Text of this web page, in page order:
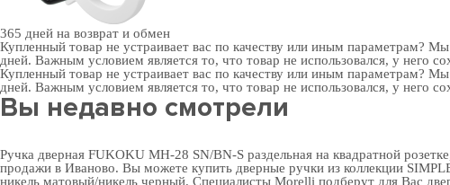
365 дней на возврат и обмен
Купленный товар не устраивает вас по качеству или иным параметрам?
дней. Важным условием является то, что товар не использовался, у него
Купленный товар не устраивает вас по качеству или иным параметрам?
дней. Важным условием является то, что товар не использовался, у него
Вы недавно смотрели
Ручка дверная FUKOKU MH-28 SN/BN-S раздельная на квадратной
продажи в Иваново. Вы можете купить дверные ручки из коллекции
никель матовый/никель черный. Специалисты Morelli подберут для Вас